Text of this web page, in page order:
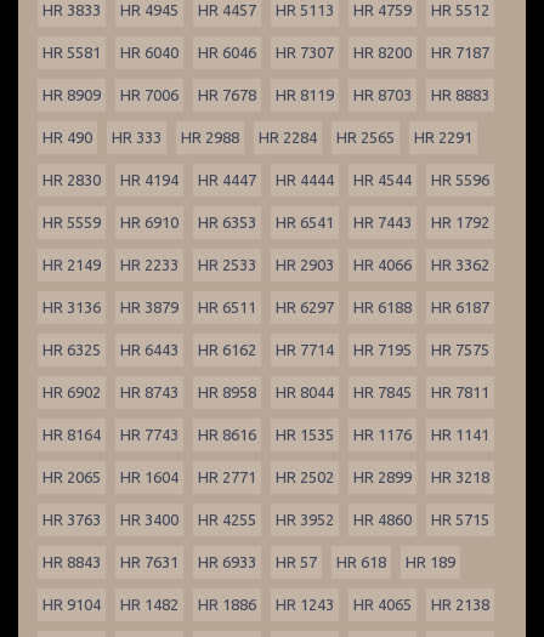
HR 3833 HR 4945 HR 4457 HR 5113 HR 4759 HR 5512
HR 5581 HR 6040 HR 6046 HR 7307 HR 8200 HR 7187
HR 8909 HR 7006 HR 7678 HR 8119 HR 8703 HR 8883
HR 490 HR 333 HR 2988 HR 2284 HR 2565 HR 2291
HR 2830 HR 4194 HR 4447 HR 4444 HR 4544 HR 5596
HR 5559 HR 6910 HR 6353 HR 6541 HR 7443 HR 1792
HR 2149 HR 2233 HR 2533 HR 2903 HR 4066 HR 3362
HR 3136 HR 3879 HR 6511 HR 6297 HR 6188 HR 6187
HR 6325 HR 6443 HR 6162 HR 7714 HR 7195 HR 7575
HR 6902 HR 8743 HR 8958 HR 8044 HR 7845 HR 7811
HR 8164 HR 7743 HR 8616 HR 1535 HR 1176 HR 1141
HR 2065 HR 1604 HR 2771 HR 2502 HR 2899 HR 3218
HR 3763 HR 3400 HR 4255 HR 3952 HR 4860 HR 5715
HR 8843 HR 7631 HR 6933 HR 57 HR 618 HR 189
HR 9104 HR 1482 HR 1886 HR 1243 HR 4065 HR 2138